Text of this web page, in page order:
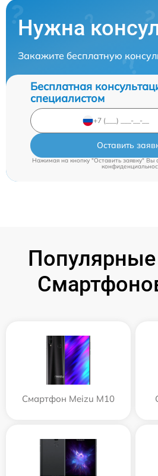
Нужна
Закажите бесплатную
Бесплатная
специалистом
Оставить
Нажимая на кнопку "Оставить заявку" Вы
Смартфон Meizu M10